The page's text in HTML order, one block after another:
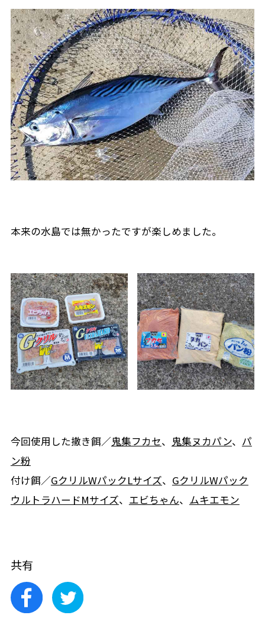
本来の水島では無かったですが楽しめました。
今回使用した撒き餌／鬼集フカセ、 鬼集ヌカパン、 パ
ン粉
付け餌／GクリルWパックLサイズ、 GクリルWパック
ウルトラハードMサイズ、 エビちゃん、 ムキエモン
共有